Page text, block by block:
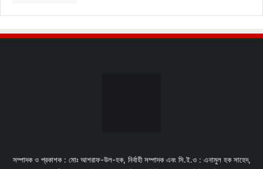
সম্পাদক ও প্রকাশক : মোঃ আশরাফ-উল-হক, নির্বাহী সম্পাদক এবং সি.ই.ও : এনামুল হক সাহেদ,